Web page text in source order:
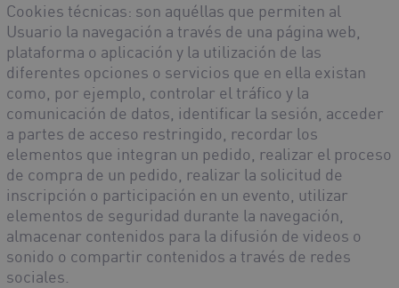
Cookies técnicas: son aquéllas que permiten al
Usuario la navegación a través de una página web,
plataforma o aplicación y la utilización de las
diferentes opciones o servicios que en ella existan
como, por ejemplo, controlar el tráfico y la
comunicación de datos, identificar la sesión, acceder
a partes de acceso restringido, recordar los
elementos que integran un pedido, realizar el proceso
de compra de un pedido, realizar la solicitud de
inscripción o participación en un evento, utilizar
elementos de seguridad durante la navegación,
almacenar contenidos para la difusión de videos o
sonido o compartir contenidos a través de redes
sociales.